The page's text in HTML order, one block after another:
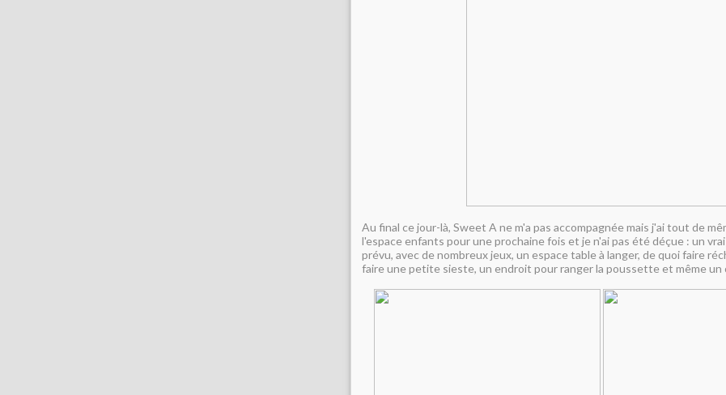
Au final ce jour-là, Sweet A ne m'a pas accompagnée mais j'ai tout de
l'espace enfants pour une prochaine fois et je n'ai pas été déçue : un
prévu, avec de nombreux jeux, un espace table à langer, de quoi faire
faire une petite sieste, un endroit pour ranger la poussette et même un